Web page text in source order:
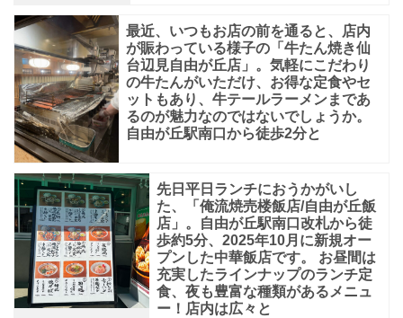
最近、いつもお店の前を通ると、店内
が賑わっている様子の「牛たん焼き仙
台辺見自由が丘店」。気軽にこだわり
の牛たんがいただけ、お得な定食やセ
ットもあり、牛テールラーメンまであ
るのが魅力なのではないでしょうか。
自由が丘駅南口から徒歩2分と
先日平日ランチにおうかがいし
た、「俺流焼売楼飯店/自由が丘飯
店」。自由が丘駅南口改札から徒
歩約5分、2025年10月に新規オー
プンした中華飯店です。 お昼間は
充実したラインナップのランチ定
食、夜も豊富な種類があるメニュ
ー！店内は広々と